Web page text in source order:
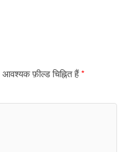
आवश्यक फ़ील्ड चिह्नित हैं*